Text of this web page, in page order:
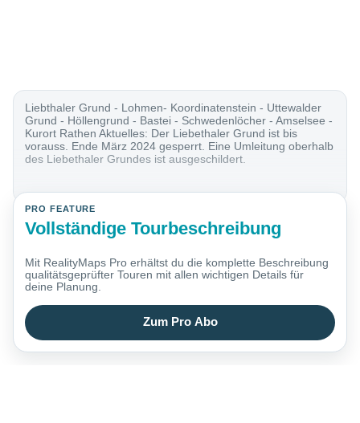
Liebthaler Grund - Lohmen- Koordinatenstein - Uttewalder
Grund - Höllengrund - Bastei - Schwedenlöcher - Amselsee -
Kurort Rathen Aktuelles: Der Liebethaler Grund ist bis
vorauss. Ende März 2024 gesperrt. Eine Umleitung oberhalb
des Liebethaler Grundes ist ausgeschildert.
PRO FEATURE
Vollständige Tourbeschreibung
Mit RealityMaps Pro erhältst du die komplette Beschreibung
qualitätsgeprüfter Touren mit allen wichtigen Details für
deine Planung.
Zum Pro Abo